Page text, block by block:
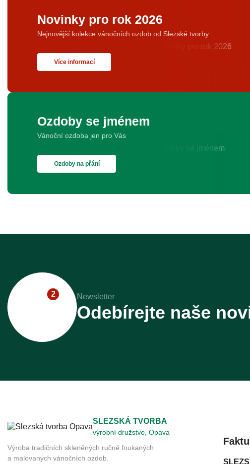
Novinky pro rok 2026
Nejnovější kolekce vánočních ozdob od Slezské tvorby
Více informací
Ozdoby se jménem
Vánoční ozdoba jen pro Vás
Ozdoby na přání
2 Newsletter
Odebírejte naše
SLEZSKÁ TVORBA
výrobní družstvo, Opava
Výroba tradičních skleněných ručně foukaných
a malovaných vánočních ozdob.